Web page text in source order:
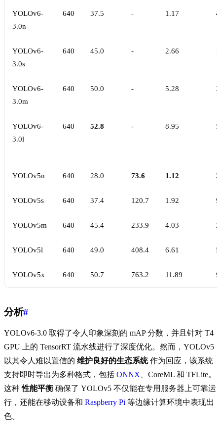
YOLOv6-
3.0n
640 37.5 - 1.17
YOLOv6-
3.0s
640 45.0 - 2.66
YOLOv6-
3.0m
640 50.0 - 5.28
YOLOv6-
3.0l
640 52.8 - 8.95
YOLOv5n 640 28.0 73.6 1.12
YOLOv5s 640 37.4 120.7 1.92
YOLOv5m 640 45.4 233.9 4.03
YOLOv5l 640 49.0 408.4 6.61
YOLOv5x 640 50.7 763.2 11.89
分析#
YOLOv6-3.0 取得了令人印象深刻的 mAP 分数，并且针对 T4
GPU 上的 TensorRT 流水线进行了深度优化。然而，YOLOv5
以其令人难以置信的 维护良好的生态系统作为回应，该系统
支持即时导出为多种格式，包括 ONNX 、CoreML 和 TFLite。
这种性能平衡 确保了 YOLOv5 不仅能在专用服务器上可靠运
行，还能在移动设备和 Raspberry Pi 等边缘计算环境中表现出
色。